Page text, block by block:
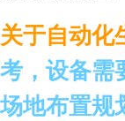
关于自动化
考，设备需
场地布置规